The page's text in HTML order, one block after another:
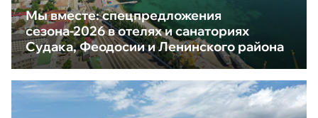
Мы вместе: спецпредложения
сезона-2026 в отелях и санаториях
Судака, Феодосии и Ленинского района